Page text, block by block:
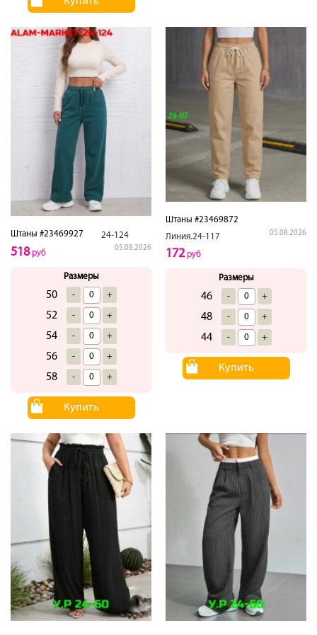
Штаны #23469927 24-124
05.08.2026
518руб
Размеры
50 - +
52 - +
54 - +
56 - +
58 - +
Купить
Штаны #23469872
Линия.24-117
05.08.2026
172руб
Размеры
46 - +
48 - +
44 - +
Купить